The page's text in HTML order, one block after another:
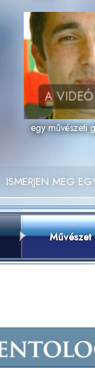
A VIDEÓ
egy művészeti
ISMERJEN MEG
Művészet